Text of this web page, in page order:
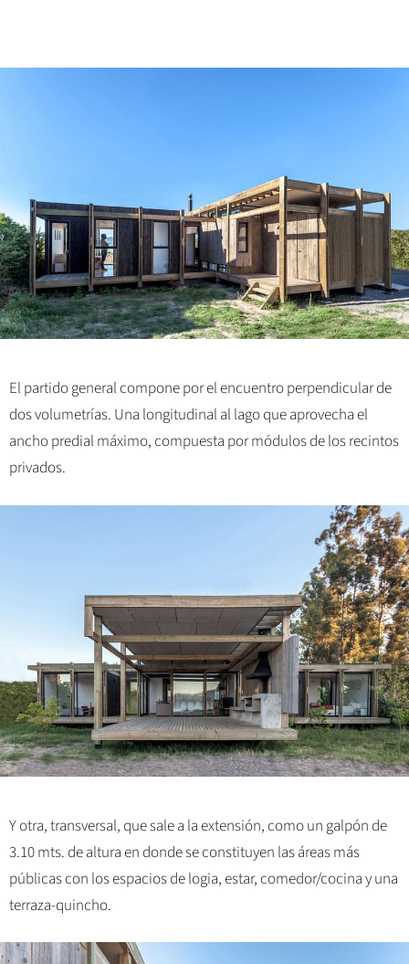
El partido general compone por el encuentro perpendicular de
dos volumetrías. Una longitudinal al lago que aprovecha el
ancho predial máximo, compuesta por módulos de los recintos
privados.
Y otra, transversal, que sale a la extensión, como un galpón de
3.10 mts. de altura en donde se constituyen las áreas más
públicas con los espacios de logia, estar, comedor/cocina y una
terraza-quincho.